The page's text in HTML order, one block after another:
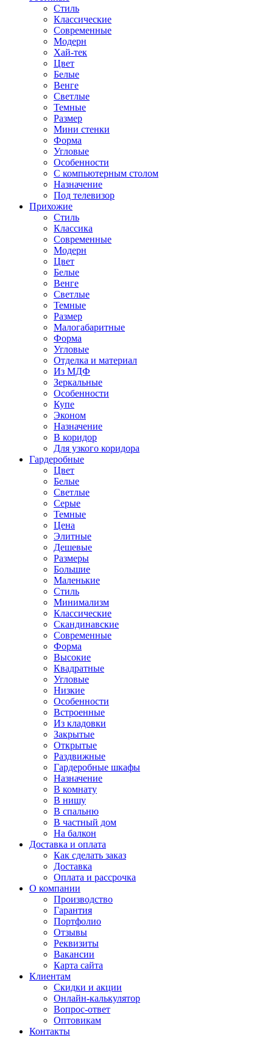
Стиль
Классические
Современные
Модерн
Хай-тек
Цвет
Белые
Венге
Светлые
Темные
Размер
Мини стенки
Форма
Угловые
Особенности
С компьютерным столом
Назначение
Под телевизор
Прихожие
Стиль
Классика
Современные
Модерн
Цвет
Белые
Венге
Светлые
Темные
Размер
Малогабаритные
Форма
Угловые
Отделка и материал
Из МДФ
Зеркальные
Особенности
Купе
Эконом
Назначение
В коридор
Для узкого коридора
Гардеробные
Цвет
Белые
Светлые
Серые
Темные
Цена
Элитные
Дешевые
Размеры
Большие
Маленькие
Стиль
Минимализм
Классические
Скандинавские
Современные
Форма
Высокие
Квадратные
Угловые
Низкие
Особенности
Встроенные
Из кладовки
Закрытые
Открытые
Раздвижные
Гардеробные шкафы
Назначение
В комнату
В нишу
В спальню
В частный дом
На балкон
Доставка и оплата
Как сделать заказ
Доставка
Оплата и рассрочка
О компании
Производство
Гарантия
Портфолио
Отзывы
Реквизиты
Вакансии
Карта сайта
Клиентам
Скидки и акции
Онлайн-калькулятор
Вопрос-ответ
Оптовикам
Контакты